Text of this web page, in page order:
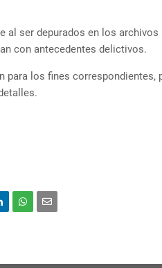
al ser depurados en los
con antecedentes delictivos.
para los fines correspondientes,